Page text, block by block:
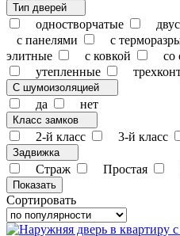
Тип дверей
одностворчатые
с панелями
с
элитные
с ковкой со
утепленные
С шумоизоляцией
да нет
Класс замков
2-й класс 3-й класс
Задвижка
Страж Простая
Сортировать